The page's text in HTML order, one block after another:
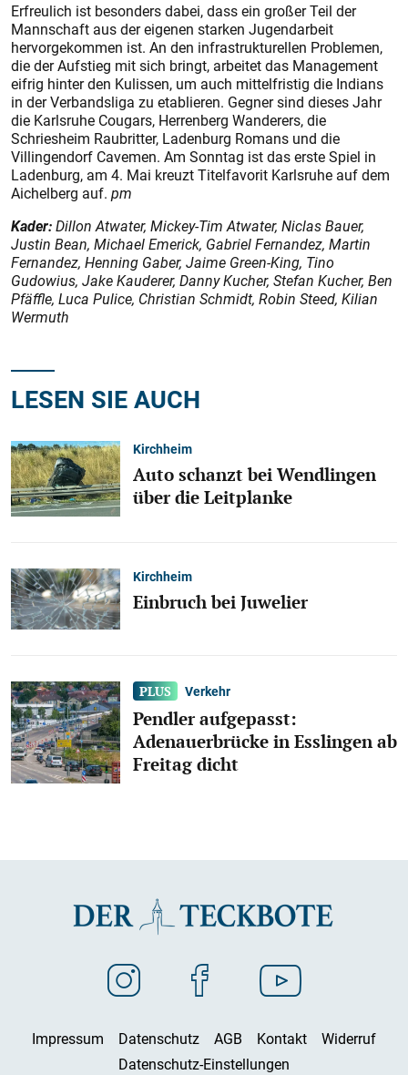
Erfreulich ist besonders dabei, dass ein großer Teil der
Mannschaft aus der eigenen starken Jugendarbeit
hervorgekommen ist. An den infrastrukturellen Problemen,
die der Aufstieg mit sich bringt, arbeitet das Management
eifrig hinter den Kulissen, um auch mittelfristig die Indians
in der Verbandsliga zu etablieren. Gegner sind dieses Jahr
die Karlsruhe Cougars, Herrenberg Wanderers, die
Schriesheim Raubritter, Ladenburg Romans und die
Villingendorf Cavemen. Am Sonntag ist das erste Spiel in
Ladenburg, am 4. Mai kreuzt Titelfavorit Karlsruhe auf dem
Aichelberg auf. pm
Kader:Dillon Atwater, Mickey-Tim Atwater, Niclas Bauer,
Justin Bean, Michael Emerick, Gabriel Fernandez, Martin
Fernandez, Henning Gaber, Jaime Green-King, Tino
Gudowius, Jake Kauderer, Danny Kucher, Stefan Kucher, Ben
Pfäffle, Luca Pulice, Christian Schmidt, Robin Steed, Kilian
Wermuth
LESEN SIE AUCH
Kirchheim
Auto schanzt bei Wendlingen
über die Leitplanke
Kirchheim
Einbruch bei Juwelier
Verkehr
Pendler aufgepasst:
Adenauerbrücke in Esslingen ab
Freitag dicht
Impressum Datenschutz AGB Kontakt
Widerruf
Datenschutz-Einstellungen